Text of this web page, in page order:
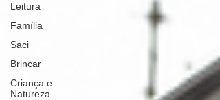
Leitura
Família
Saci
Brincar
Criança e
Natureza